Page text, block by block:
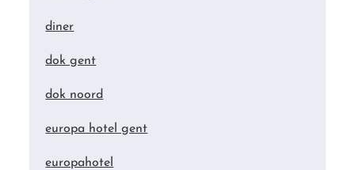
diner
dok gent
dok noord
europa hotel gent
europahotel